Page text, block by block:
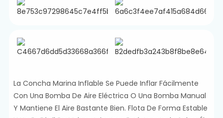
La Concha Marina Inflable Se Puede Inflar Fácilmente
Con Una Bomba De Aire Eléctrica O Una Bomba Manual
Y Mantiene El Aire Bastante Bien. Flota De Forma Estable